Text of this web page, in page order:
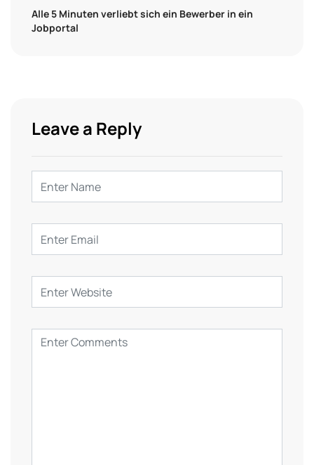
Alle 5 Minuten verliebt sich ein Bewerber in ein
Jobportal
Leave a Reply